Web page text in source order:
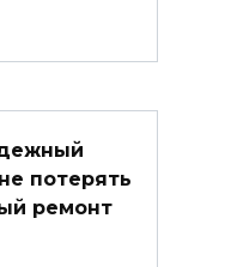
потерять
ремонт